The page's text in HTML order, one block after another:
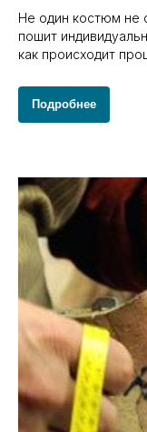
Не один костюм не
пошит
как происходит
Подробнее